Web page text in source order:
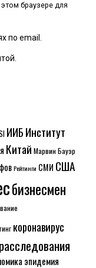
браузере для
по email.
ИИБИнститут
Китай Марвин Бауэр
Рейтинги СМИ США
бизнесмен
коронавирус
расследования
эпидемия